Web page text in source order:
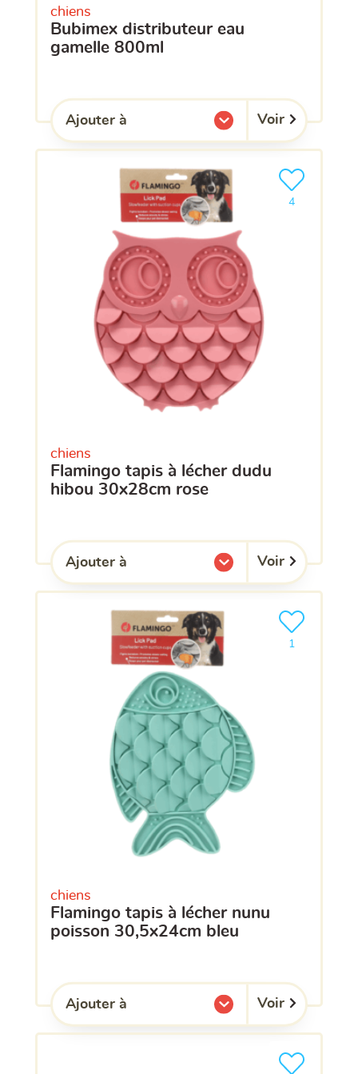
chiens
bubimex distributeur eau
gamelle 800ml
Ajouter à
l'une de mes listes. Voir
chiens
flamingo tapis à lécher dudu
hibou 30x28cm rose
4
Ajouter le
clients ont
Ajouter à
l'une de mes listes. Voir
chiens
flamingo tapis à lécher nunu
poisson 30,5x24cm bleu
1
Ajouter le
clients ont
Ajouter à
l'une de mes listes. Voir